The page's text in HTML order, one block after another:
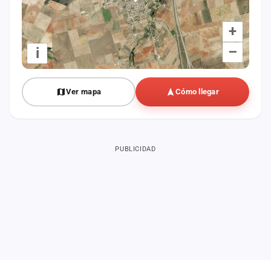
+
–
i
Ver mapa Cómo llegar
PUBLICIDAD